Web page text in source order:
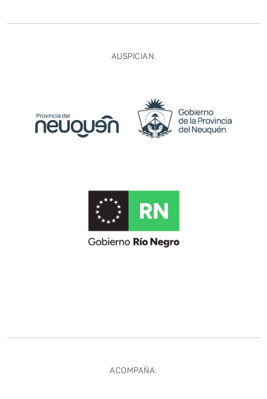
AUSPICIAN:
ACOMPAÑA: